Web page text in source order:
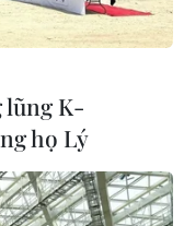
lũng K-
họ Lý